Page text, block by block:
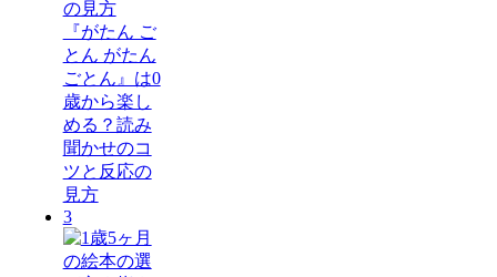
『がたん ご
とん がたん
ごとん』は0
歳から楽し
める？読み
聞かせのコ
ツと反応の
見方
3